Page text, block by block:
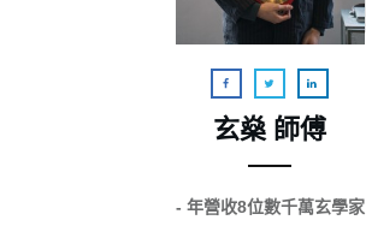
玄燊 師傅
- 年營收8位數千萬玄學家